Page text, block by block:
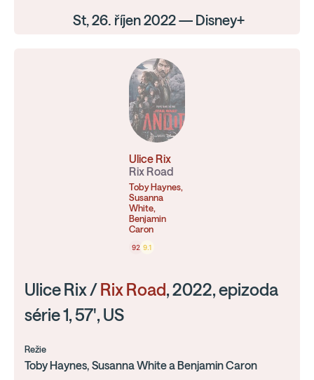
St, 26. říjen 2022 — Disney+
Ulice Rix
Rix Road
Toby Haynes,
Susanna
White,
Benjamin
Caron
92 9.1
Ulice Rix / Rix Road, 2022, epizoda
série 1, 57', US
Režie
Toby Haynes, Susanna White a Benjamin Caron